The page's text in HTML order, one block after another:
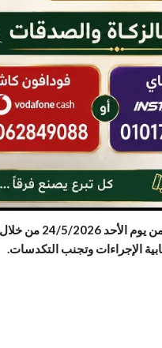
الإجراءات وتجنب التكدسات.